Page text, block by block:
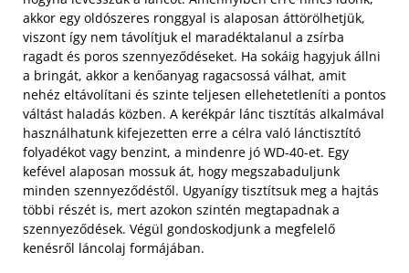
akkor egy oldószeres ronggyal is alaposan áttörölhetjük,
viszont így nem távolítjuk el maradéktalanul a zsírba
ragadt és poros szennyeződéseket. Ha sokáig hagyjuk állni
a bringát, akkor a kenőanyag ragacsossá válhat, amit
nehéz eltávolítani és szinte teljesen ellehetetleníti a pontos
váltást haladás közben. A kerékpár lánc tisztítás alkalmával
használhatunk kifejezetten erre a célra való lánctisztító
folyadékot vagy benzint, a mindenre jó WD-40-et. Egy
kefével alaposan mossuk át, hogy megszabaduljunk
minden szennyeződéstől. Ugyanígy tisztítsuk meg a hajtás
többi részét is, mert azokon szintén megtapadnak a
szennyeződések. Végül gondoskodjunk a megfelelő
kenésről láncolaj formájában.